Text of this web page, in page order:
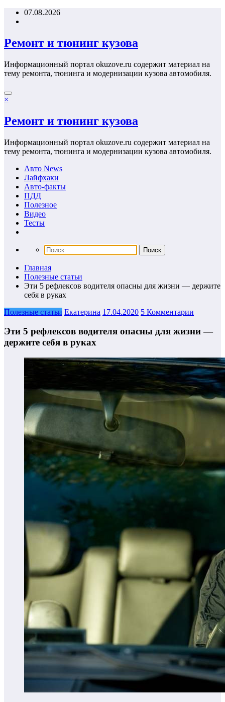
Перейти07.08.2026
Ремонт и тюнинг кузова
Информационный портал okuzove.ru содержит материал на
тему ремонта, тюнинга и модернизации кузова автомобиля.
×
Ремонт и тюнинг кузова
Информационный портал okuzove.ru содержит материал на
тему ремонта, тюнинга и модернизации кузова автомобиля.
Авто News
Лайфхаки
Авто-факты
ПДД
Полезное
Видео
Тесты
Главная
Полезные статьи
Эти 5 рефлексов водителя опасны для жизни — держите
себя в руках
Полезные статьи Екатерина 17.04.2020 5 Комментарии
Эти 5 рефлексов водителя опасны для жизни —
держите себя в руках